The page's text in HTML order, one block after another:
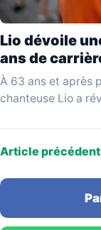
Lio dévoile
ans de
À 63 ans et après
chanteuse Lio a
Article précédent